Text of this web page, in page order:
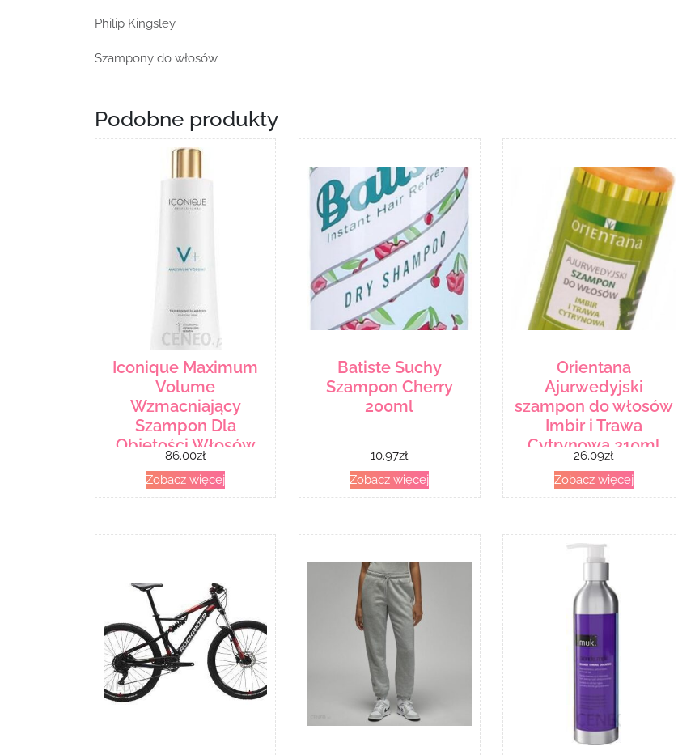
Philip Kingsley
Szampony do włosów
Podobne produkty
Iconique Maximum
Volume
Wzmacniający
Szampon Dla
Objętości Włosów
250ml
86.00zł
Zobacz więcej
Batiste Suchy
Szampon Cherry
200ml
10.97zł
Zobacz więcej
Orientana
Ajurwedyjski
szampon do włosów
Imbir i Trawa
Cytrynowa 210ml
26.09zł
Zobacz więcej